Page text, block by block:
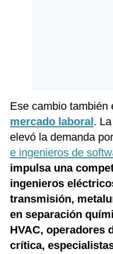
Ese cambio también
mercado laboral.
elevó la demanda por
e ingenieros de
impulsa una
ingenieros
transmisión,
en separación
HVAC, operadores
crítica,